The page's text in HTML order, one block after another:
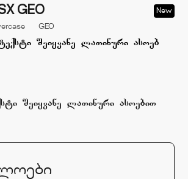
GEO New
GEO
Seiyvane laTinuri asoebiT